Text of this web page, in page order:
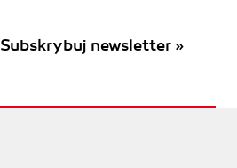
Subskrybuj newsletter »